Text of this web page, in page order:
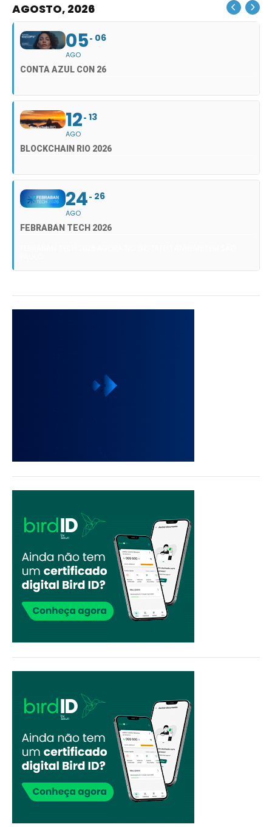
AGOSTO, 2026
05
AGO
06
CONTA AZUL CON 26
12
AGO
13
BLOCKCHAIN RIO 2026
24
AGO
26
FEBRABAN TECH 2026